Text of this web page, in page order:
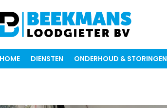
HOME DIENSTEN ONDERHOUD & STORINGEN